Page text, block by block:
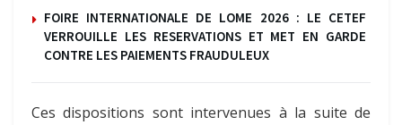
FOIRE INTERNATIONALE DE LOME 2026 : LE CETEF
VERROUILLE LES RESERVATIONS ET MET EN GARDE
CONTRE LES PAIEMENTS FRAUDULEUX
Ces dispositions sont intervenues à la suite de